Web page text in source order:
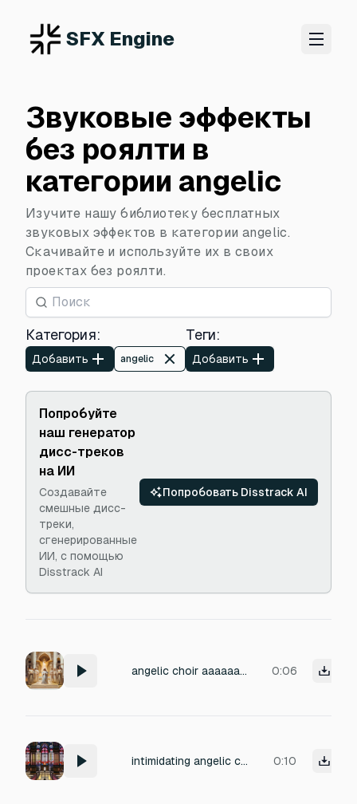
SFX Engine
Звуковые эффекты
без роялти в
категории angelic
Изучите нашу библиотеку бесплатных
звуковых эффектов в категории angelic.
Скачивайте и используйте их в своих
проектах без роялти.
Категория:
Добавить angelic
Теги:
Добавить
Попробуйте
наш генератор
дисс-треков
на ИИ
Создавайте
смешные дисс-
треки,
сгенерированные
ИИ, с помощью
Disstrack AI
Попробовать Disstrack AI
angelic choir aaaaaaah 0:06
intimidating angelic choirs saying "pray to Azrael" 0:10